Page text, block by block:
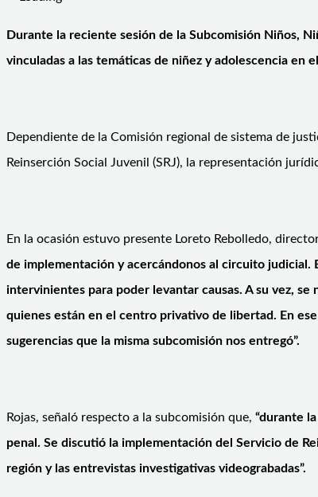
Durante la reciente sesión de la Subcomisión Niños,
vinculadas a las temáticas de niñez y adolescencia
Dependiente de la Comisión regional de sistema de
Reinserción Social Juvenil (SRJ), la representación
En la ocasión estuvo presente Loreto Rebolledo,
de implementación y acercándonos al circuito
intervinientes para poder levantar causas. A su vez,
quienes están en el centro privativo de libertad. En
sugerencias que la misma subcomisión nos entregó”.
Rojas, señaló respecto a la subcomisión que, “durante
penal. Se discutió la implementación del Servicio de
región y las entrevistas investigativas videograbadas”.